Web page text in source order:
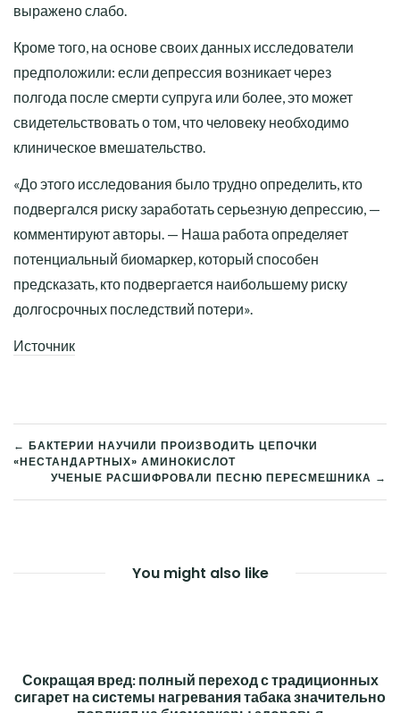
выражено слабо.
Кроме того, на основе своих данных исследователи
предположили: если депрессия возникает через
полгода после смерти супруга или более, это может
свидетельствовать о том, что человеку необходимо
клиническое вмешательство.
«До этого исследования было трудно определить, кто
подвергался риску заработать серьезную депрессию, —
комментируют авторы. — Наша работа определяет
потенциальный биомаркер, который способен
предсказать, кто подвергается наибольшему риску
долгосрочных последствий потери».
Источник
НАВИГАЦИЯ
ПО
← БАКТЕРИИ НАУЧИЛИ ПРОИЗВОДИТЬ ЦЕПОЧКИ
«НЕСТАНДАРТНЫХ» АМИНОКИСЛОТ
УЧЕНЫЕ РАСШИФРОВАЛИ ПЕСНЮ ПЕРЕСМЕШНИКА →
You might also like
Сокращая вред: полный переход с традиционных
сигарет на системы нагревания табака значительно